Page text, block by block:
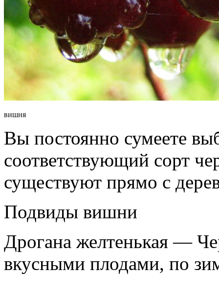
вишня
Вы постоянно сумеете
соответствующий сорт
существуют прямо с
Подвиды вишни
Дрогана желтенькая —
вкусными плодами, по